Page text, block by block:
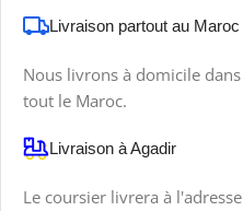
Livraison partout au Maroc
Nous livrons à domicile dans
tout le Maroc.
Livraison à Agadir
Le coursier livrera à l'adresse